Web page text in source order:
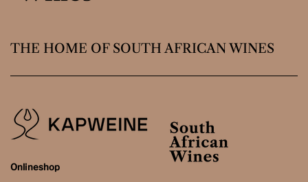
THE HOME OF SOUTH AFRICAN WINES
Onlineshop